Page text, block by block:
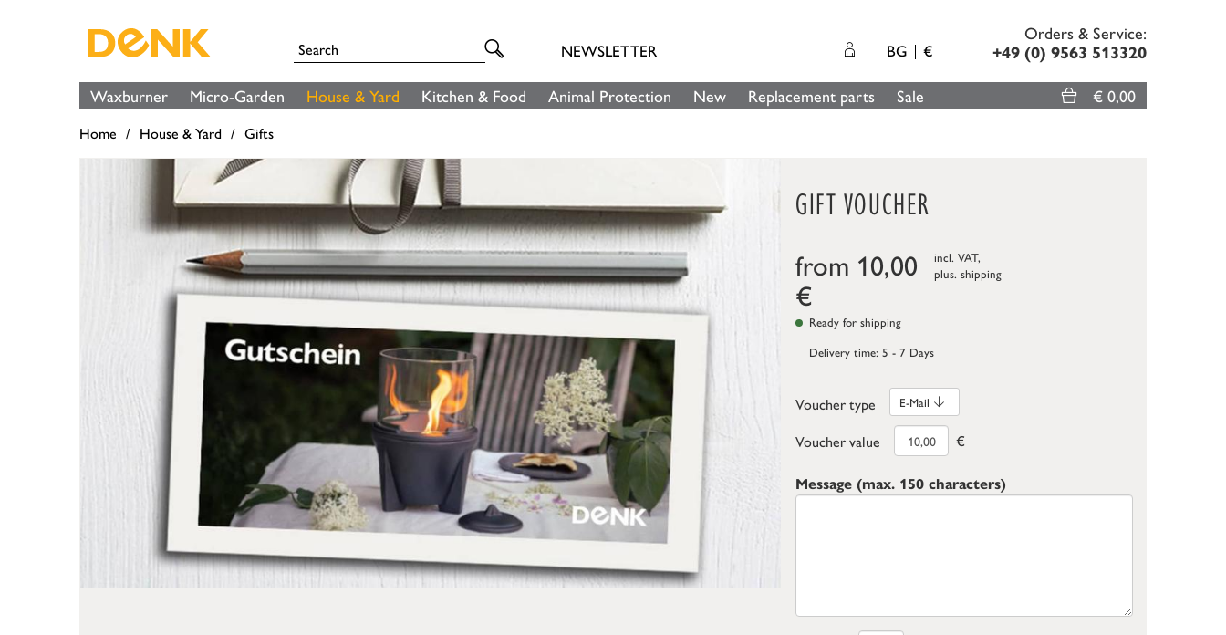
NEWSLETTER BG €
Orders & Service:
+49 (0) 9563 513320
Waxburner Micro-Garden House & Yard Kitchen & Food Animal Protection New Replacement parts Sale € 0,00
Home House & Yard Gifts
GIFT VOUCHER
from 10,00
€
incl. VAT,
plus. shipping
Ready for shipping
Delivery time: 5 - 7 Days
Voucher type E-Mail
Voucher value €
Message (max. 150 characters)